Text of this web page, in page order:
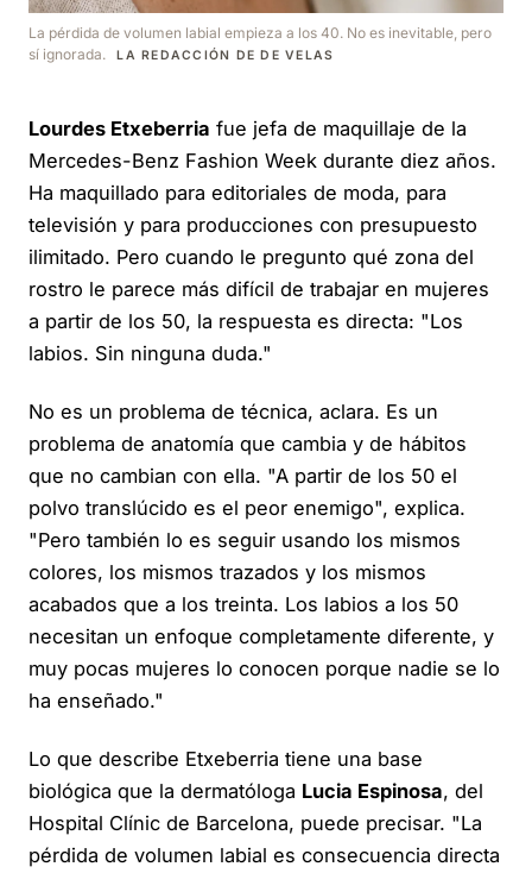
La pérdida de volumen labial empieza a los 40. No es inevitable, pero
sí ignorada.
LA REDACCIÓN DE DE VELAS
Lourdes Etxeberria fue jefa de maquillaje de la
Mercedes-Benz Fashion Week durante diez años.
Ha maquillado para editoriales de moda, para
televisión y para producciones con presupuesto
ilimitado. Pero cuando le pregunto qué zona del
rostro le parece más difícil de trabajar en mujeres
a partir de los 50, la respuesta es directa: "Los
labios. Sin ninguna duda."
No es un problema de técnica, aclara. Es un
problema de anatomía que cambia y de hábitos
que no cambian con ella. "A partir de los 50 el
polvo translúcido es el peor enemigo", explica.
"Pero también lo es seguir usando los mismos
colores, los mismos trazados y los mismos
acabados que a los treinta. Los labios a los 50
necesitan un enfoque completamente diferente, y
muy pocas mujeres lo conocen porque nadie se lo
ha enseñado."
Lo que describe Etxeberria tiene una base
biológica que la dermatóloga Lucia Espinosa, del
Hospital Clínic de Barcelona, puede precisar. "La
pérdida de volumen labial es consecuencia directa